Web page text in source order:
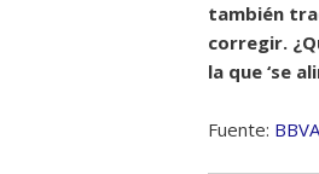
también
corregir.
la que ‘se
Fuente: BBVA